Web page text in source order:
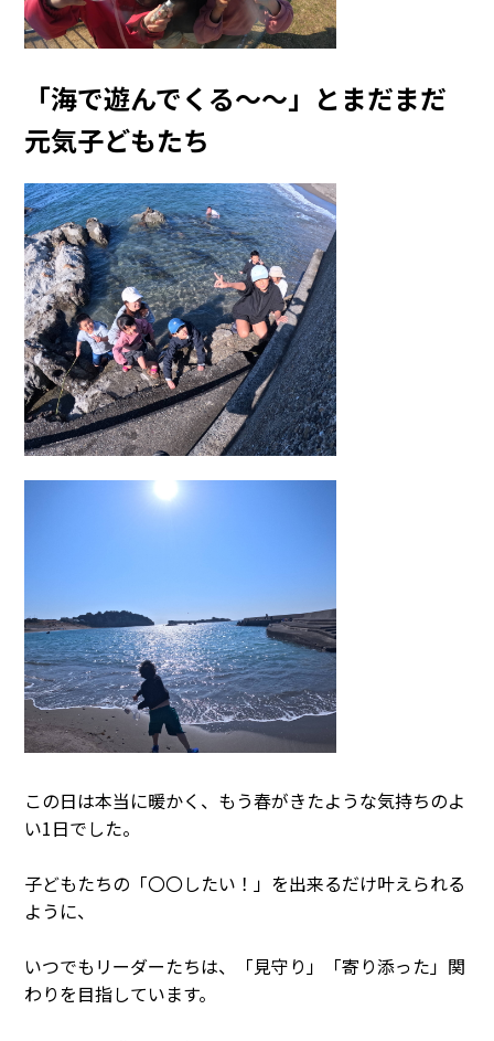
「海で遊んでくる～～」とまだまだ
元気子どもたち
この日は本当に暖かく、もう春がきたような気持ちのよ
い1日でした。
子どもたちの「〇〇したい！」を出来るだけ叶えられる
ように、
いつでもリーダーたちは、「見守り」「寄り添った」関
わりを目指しています。